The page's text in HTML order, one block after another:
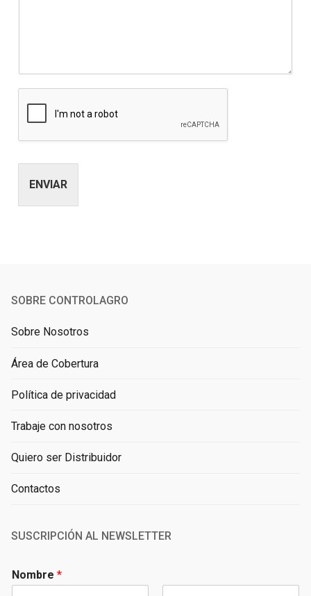
ENVIAR
SOBRE CONTROLAGRO
Sobre Nosotros
Área de Cobertura
Política de privacidad
Trabaje con nosotros
Quiero ser Distribuidor
Contactos
SUSCRIPCIÓN AL NEWSLETTER
Nombre *